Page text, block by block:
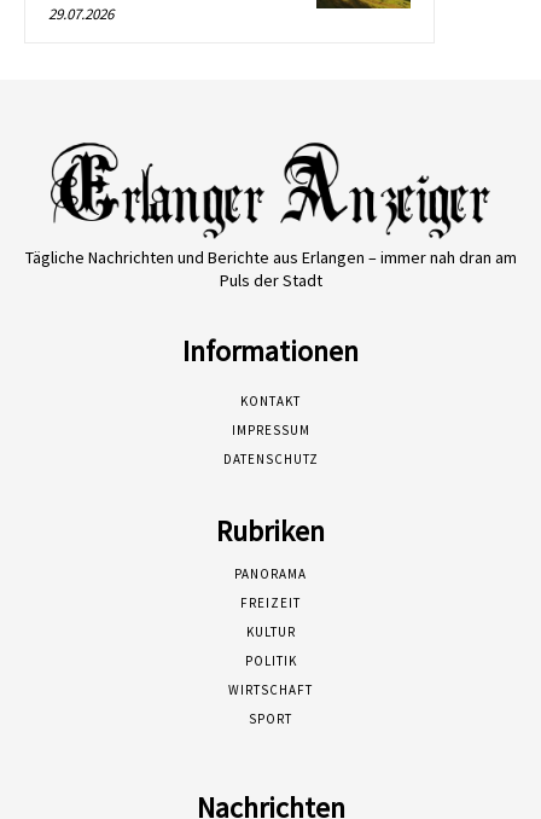
29.07.2026
Tägliche Nachrichten und Berichte aus Erlangen – immer nah dran am
Puls der Stadt
Informationen
KONTAKT
IMPRESSUM
DATENSCHUTZ
Rubriken
PANORAMA
FREIZEIT
KULTUR
POLITIK
WIRTSCHAFT
SPORT
Nachrichten